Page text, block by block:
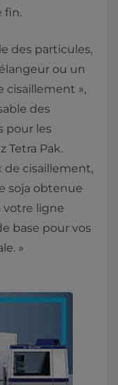
fin.
des particules,
ou un
cisaillement »,
des
pour les
Tetra Pak.
de cisaillement,
soja obtenue
ligne
base pour vos
»